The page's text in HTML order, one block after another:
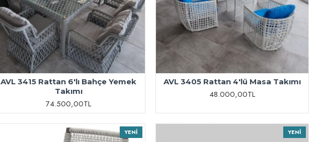
AVL 3415 Rattan 6'lı Bahçe Yemek
Takımı
74.500,00TL
AVL 3405 Rattan 4'lü Masa Takımı
48.000,00TL
YENI YENI